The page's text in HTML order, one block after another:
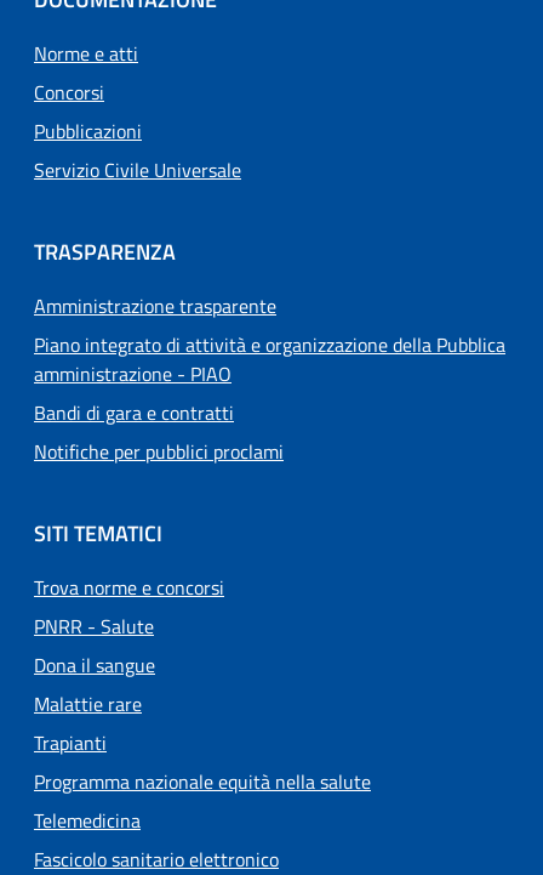
Norme e atti
Concorsi
Pubblicazioni
Servizio Civile Universale
TRASPARENZA
Amministrazione trasparente
Piano integrato di attività e organizzazione della Pubblica
amministrazione - PIAO
Bandi di gara e contratti
Notifiche per pubblici proclami
SITI TEMATICI
Trova norme e concorsi
PNRR - Salute
Dona il sangue
Malattie rare
Trapianti
Programma nazionale equità nella salute
Telemedicina
Fascicolo sanitario elettronico